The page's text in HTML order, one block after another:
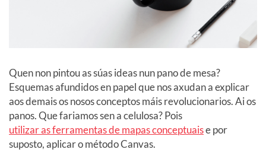
Quen non pintou as súas ideas nun pano de mesa?
Esquemas afundidos en papel que nos axudan a explicar
aos demais os nosos conceptos máis revolucionarios. Ai os
panos. Que fariamos sen a celulosa? Pois
utilizar as ferramentas de mapas conceptuaise por
suposto, aplicar o método Canvas.